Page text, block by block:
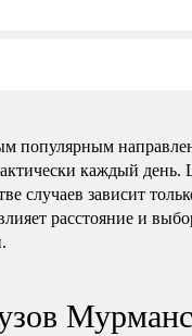
популярным
каждый день.
случаев зависит
расстояние и